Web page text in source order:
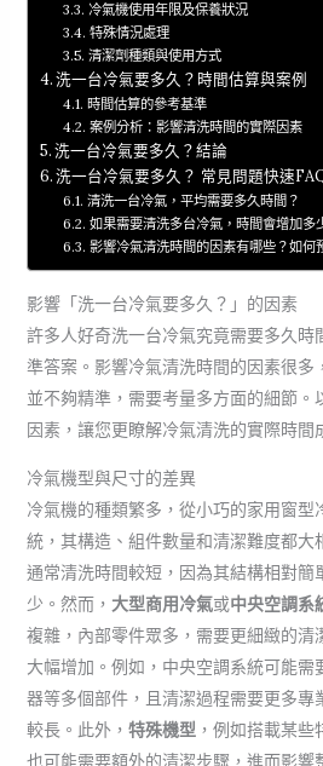
冷氣機使用年限及保養狀況
特殊情況處理
清潔劑種類與使用方式
洗一台冷氣要多久？時間估算與案例
時間估算的參考基準
案例分析：影響清洗時間的實際因素
洗一台冷氣要多久？結論
洗一台冷氣要多久？ 常見問題快速
清洗一台冷氣，平均需要多久時間？
如果需要清洗多台冷氣，時間會增加多
影響冷氣清洗時間的因素有哪些？如何
影響「洗一台冷氣要多久？」的因素
許多人好奇洗一台冷氣究竟需要多久時
準答案。影響冷氣清洗時間的因素很多
並不夠精準，需要考量多方面的細節。
因素，讓您更瞭解冷氣清洗的實際時間
冷氣機型與尺寸的差異
冷氣機的種類繁多，從小巧的家用窗型
統，其構造、組件數量和清潔難度都大
通常清洗時間較短，因為其結構相對簡
少。然而， 大型商用冷氣或中央空調系
複雜，內部零件眾多，需要更細緻的清
大幅增加。例如，中央空調系統可能需
器等多個部件，且清潔過程需要更多專
較長。此外， 特殊機型，例如搭載某些
也可能需要額外的清潔步驟，進而影響